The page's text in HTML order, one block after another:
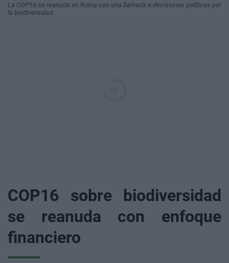
La COP16 se reanuda en Roma con una llamada a decisiones políticas por
la biodiversidad.
COP16 sobre biodiversidad
se reanuda con enfoque
financiero